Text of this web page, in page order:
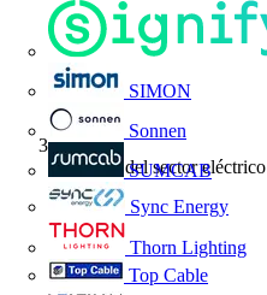
SIMON
Sonnen
SUMCAB
Sync Energy
Thorn Lighting
Top Cable
Noticias del sector eléctrico